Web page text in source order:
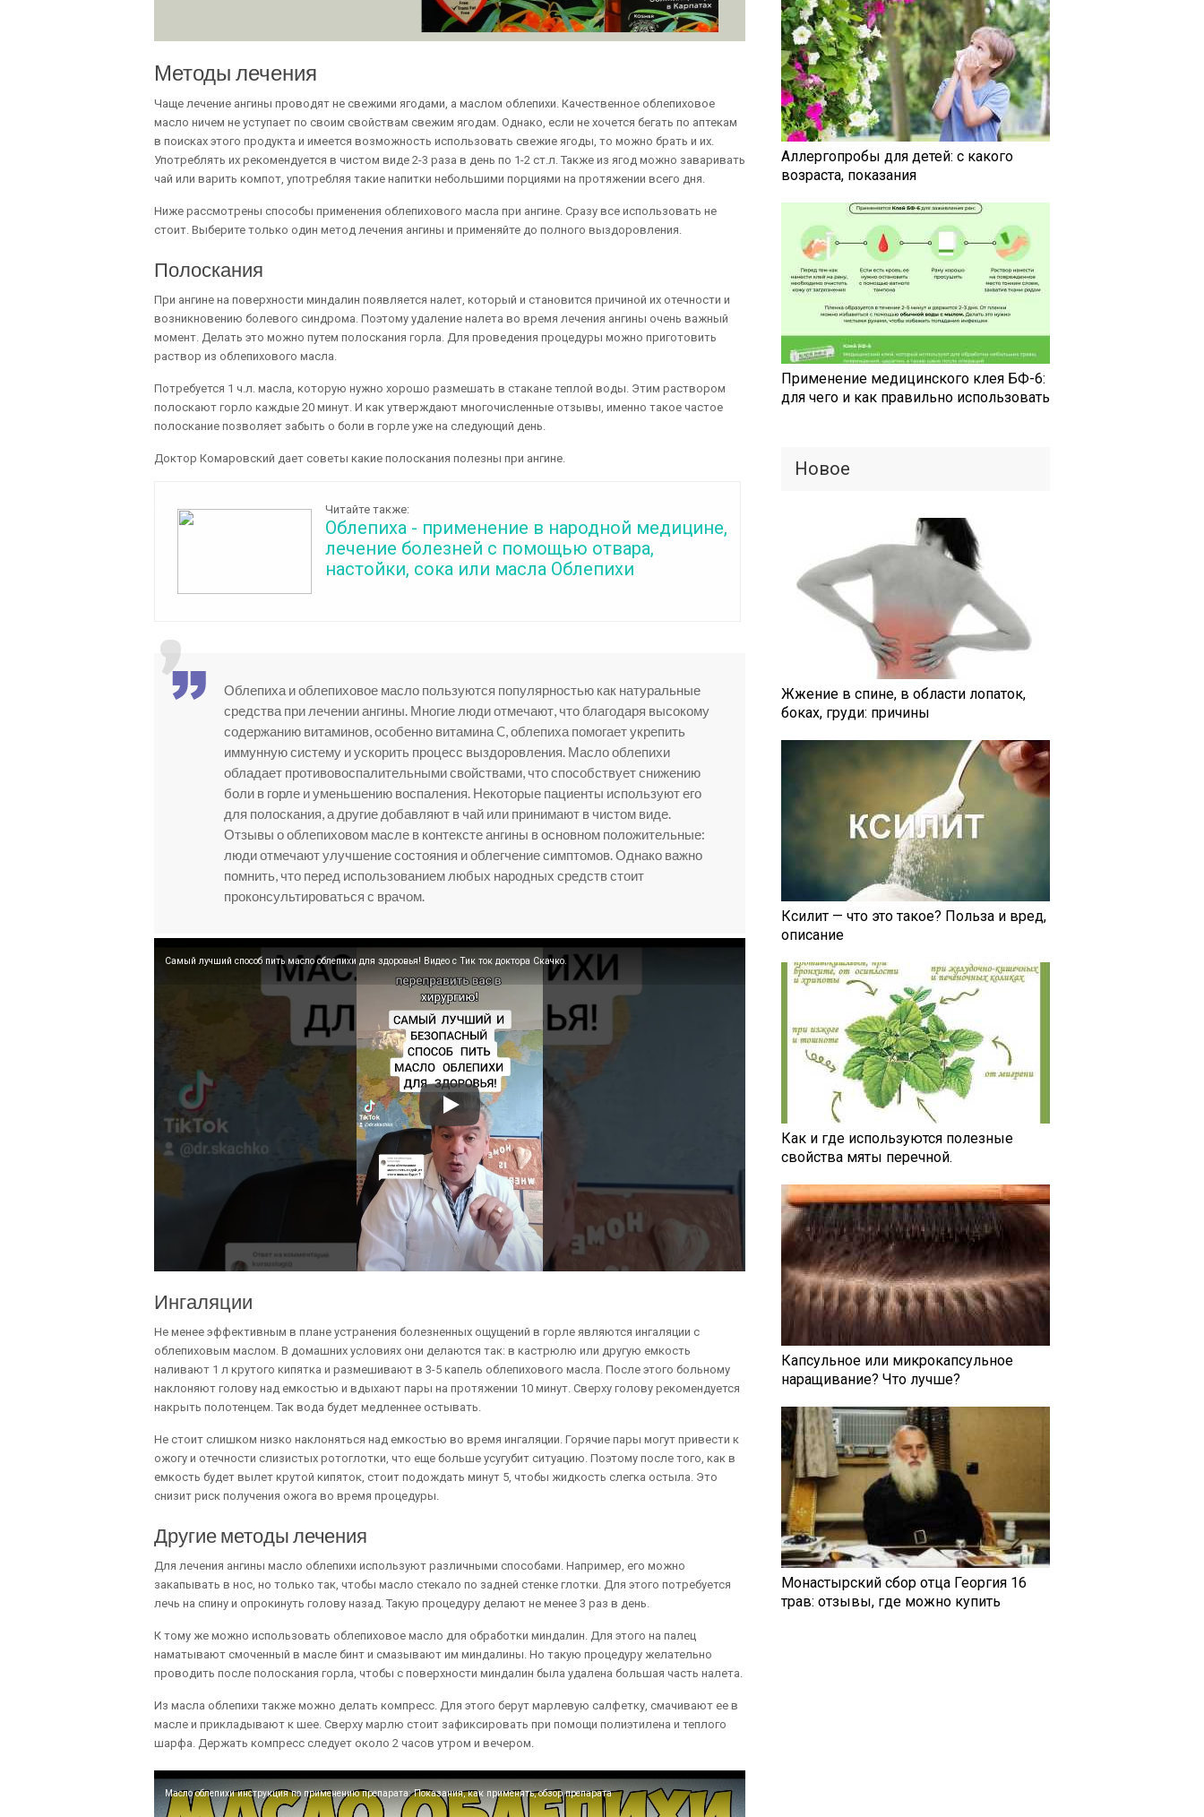
Методы лечения
Чаще лечение ангины проводят не свежими ягодами, а маслом облепихи. Качественное облепиховое
масло ничем не уступает по своим свойствам свежим ягодам. Однако, если не хочется бегать по аптекам
в поисках этого продукта и имеется возможность использовать свежие ягоды, то можно брать и их.
Употреблять их рекомендуется в чистом виде 2-3 раза в день по 1-2 ст.л. Также из ягод можно заваривать
чай или варить компот, употребляя такие напитки небольшими порциями на протяжении всего дня.
Ниже рассмотрены способы применения облепихового масла при ангине. Сразу все использовать не
стоит. Выберите только один метод лечения ангины и применяйте до полного выздоровления.
Полоскания
При ангине на поверхности миндалин появляется налет, который и становится причиной их отечности и
возникновению болевого синдрома. Поэтому удаление налета во время лечения ангины очень важный
момент. Делать это можно путем полоскания горла. Для проведения процедуры можно приготовить
раствор из облепихового масла.
Потребуется 1 ч.л. масла, которую нужно хорошо размешать в стакане теплой воды. Этим раствором
полоскают горло каждые 20 минут. И как утверждают многочисленные отзывы, именно такое частое
полоскание позволяет забыть о боли в горле уже на следующий день.
Доктор Комаровский дает советы какие полоскания полезны при ангине.
Читайте также:
Облепиха - применение в народной медицине,
лечение болезней с помощью отвара,
настойки, сока или масла Облепихи
Облепиха и облепиховое масло пользуются популярностью как натуральные
средства при лечении ангины. Многие люди отмечают, что благодаря высокому
содержанию витаминов, особенно витамина C, облепиха помогает укрепить
иммунную систему и ускорить процесс выздоровления. Масло облепихи
обладает противовоспалительными свойствами, что способствует снижению
боли в горле и уменьшению воспаления. Некоторые пациенты используют его
для полоскания, а другие добавляют в чай или принимают в чистом виде.
Отзывы о облепиховом масле в контексте ангины в основном положительные:
люди отмечают улучшение состояния и облегчение симптомов. Однако важно
помнить, что перед использованием любых народных средств стоит
проконсультироваться с врачом.
Самый лучший способ пить масло облепихи для здоровья! Видео с Тик ток доктора Скачко.
Ингаляции
Не менее эффективным в плане устранения болезненных ощущений в горле являются ингаляции с
облепиховым маслом. В домашних условиях они делаются так: в кастрюлю или другую емкость
наливают 1 л крутого кипятка и размешивают в 3-5 капель облепихового масла. После этого больному
наклоняют голову над емкостью и вдыхают пары на протяжении 10 минут. Сверху голову рекомендуется
накрыть полотенцем. Так вода будет медленнее остывать.
Не стоит слишком низко наклоняться над емкостью во время ингаляции. Горячие пары могут привести к
ожогу и отечности слизистых ротоглотки, что еще больше усугубит ситуацию. Поэтому после того, как в
емкость будет вылет крутой кипяток, стоит подождать минут 5, чтобы жидкость слегка остыла. Это
снизит риск получения ожога во время процедуры.
Другие методы лечения
Для лечения ангины масло облепихи используют различными способами. Например, его можно
закапывать в нос, но только так, чтобы масло стекало по задней стенке глотки. Для этого потребуется
лечь на спину и опрокинуть голову назад. Такую процедуру делают не менее 3 раз в день.
К тому же можно использовать облепиховое масло для обработки миндалин. Для этого на палец
наматывают смоченный в масле бинт и смазывают им миндалины. Но такую процедуру желательно
проводить после полоскания горла, чтобы с поверхности миндалин была удалена большая часть налета.
Из масла облепихи также можно делать компресс. Для этого берут марлевую салфетку, смачивают ее в
масле и прикладывают к шее. Сверху марлю стоит зафиксировать при помощи полиэтилена и теплого
шарфа. Держать компресс следует около 2 часов утром и вечером.
Масло облепихи инструкция по применению препарата: Показания, как применять, обзор препарата
Аллергопробы для детей: с какого
возраста, показания
Применение медицинского клея БФ-6:
для чего и как правильно использовать
Новое
Жжение в спине, в области лопаток,
боках, груди: причины
Ксилит — что это такое? Польза и вред,
описание
Как и где используются полезные
свойства мяты перечной.
Капсульное или микрокапсульное
наращивание? Что лучше?
Монастырский сбор отца Георгия 16
трав: отзывы, где можно купить